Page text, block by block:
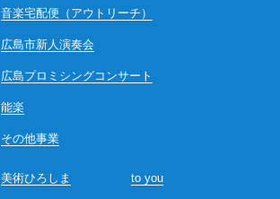
音楽宅配便（アウトリーチ）
広島市新人演奏会
広島プロミシングコンサート
能楽
その他事業
美術ひろしま to you